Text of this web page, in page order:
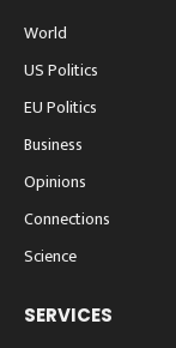
World
US Politics
EU Politics
Business
Opinions
Connections
Science
SERVICES